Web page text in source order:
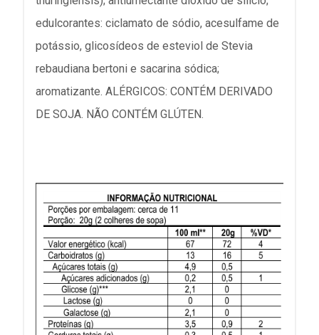
edulcorantes: ciclamato de sódio, acesulfame de
potássio, glicosídeos de esteviol de Stevia
rebaudiana bertoni e sacarina sódica;
aromatizante. ALÉRGICOS: CONTÉM DERIVADO
DE SOJA. NÃO CONTÉM GLÚTEN.